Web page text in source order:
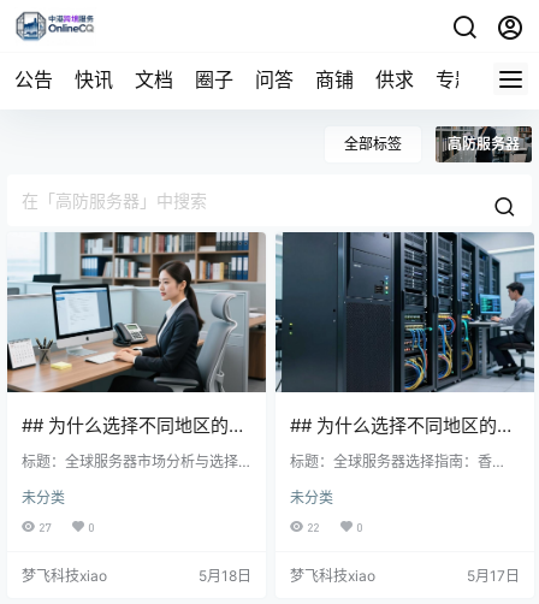
公告 快讯 文档 圈子 问答 商铺 供求 专题 导航
全部标签 高防服务器
## 为什么选择不同地区的服
务器？
标题：全球服务器市场分析与选择
优越，连接速度快 香港作为国际金
融中心，拥有多个直连的海底光缆
大陆的直连带宽已经达到20Gbps，
未分类
27 0
梦飞科技xiao 5月18日
## 为什么选择不同地区的服
务器？
标题：全球服务器选择指南：香
洲服务器的适用场景与特点 I. 香港
服务器 A. 地理位置优势 香港作为国
中心位于亚洲的中心位置，可以有
未分类
22 0
梦飞科技xiao 5月17日